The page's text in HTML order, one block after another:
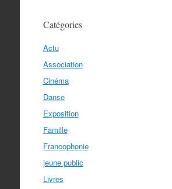
Catégories
Actu
Association
Cinéma
Danse
Exposition
Famille
Francophonie
jeune public
Livres